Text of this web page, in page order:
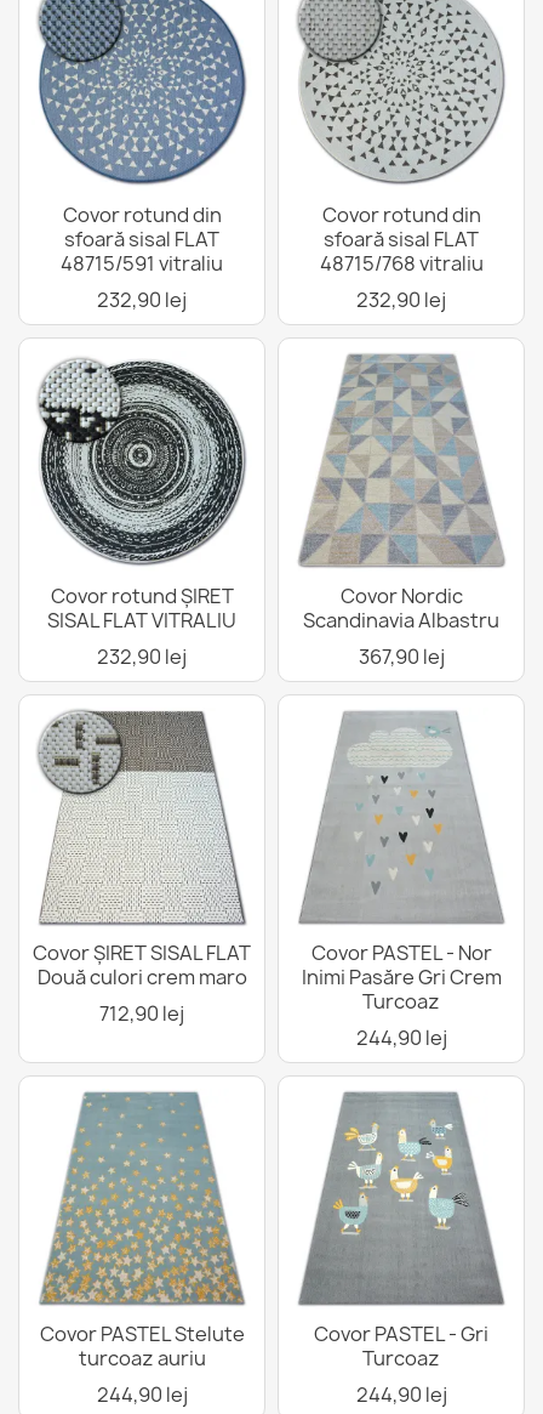
Covor rotund din
sfoară sisal FLAT
48715/591 vitraliu
232,90 lej
Covor rotund din
sfoară sisal FLAT
48715/768 vitraliu
232,90 lej
Covor rotund ȘIRET
SISAL FLAT VITRALIU
232,90 lej
Covor Nordic
Scandinavia Albastru
367,90 lej
Covor ȘIRET SISAL FLAT
Două culori crem maro
712,90 lej
Covor PASTEL - Nor
Inimi Pasăre Gri Crem
Turcoaz
244,90 lej
Covor PASTEL Stelute
turcoaz auriu
244,90 lej
Covor PASTEL - Gri
Turcoaz
244,90 lej